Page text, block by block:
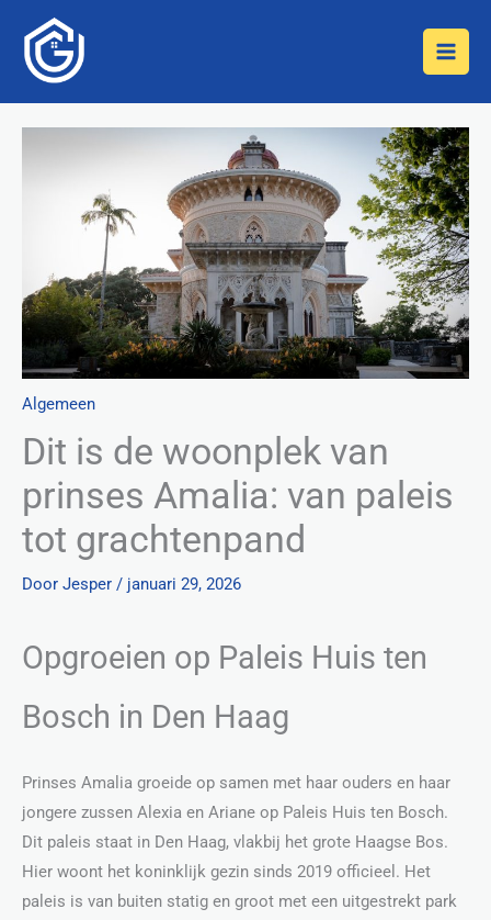
naar
inhoud
Algemeen
Dit is de woonplek van
prinses Amalia: van paleis
tot grachtenpand
Door Jesper / januari 29, 2026
Opgroeien op Paleis Huis ten
Bosch in Den Haag
Prinses Amalia groeide op samen met haar ouders en haar
jongere zussen Alexia en Ariane op Paleis Huis ten Bosch.
Dit paleis staat in Den Haag, vlakbij het grote Haagse Bos.
Hier woont het koninklijk gezin sinds 2019 officieel. Het
paleis is van buiten statig en groot met een uitgestrekt park
o
k